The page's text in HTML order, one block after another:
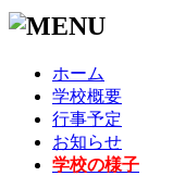
ホーム
学校概要
行事予定
お知らせ
学校の様子